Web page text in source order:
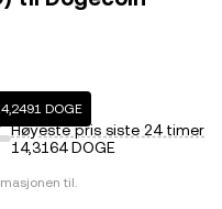
DOGE
Høyeste pris siste 24 timer
14,3164 DOGE
til.